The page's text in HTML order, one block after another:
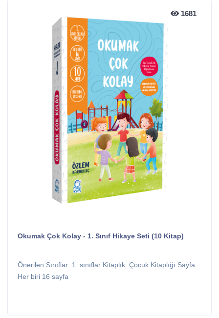
1681
1681
Okumak Çok Kolay - 1. Sınıf Hikaye Seti (10 Kitap)
Önerilen Sınıflar: 1. sınıflar Kitaplık: Çocuk Kitaplığı Sayfa:
Her biri 16 sayfa